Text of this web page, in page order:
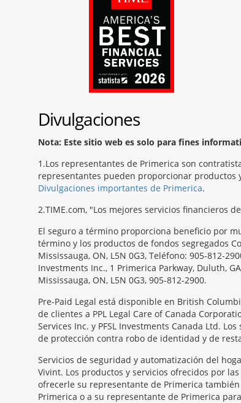
Divulgaciones
Nota: Este sitio web es solo para fines
1 Los representantes de Primerica son
representantes pueden proporcionar productos
Divulgaciones importantes de Primerica.
2 TIME.com, "Los mejores servicios financieros
El seguro a término proporciona beneficio por
término y los productos de fondos segregados
Mississauga, ON, L5N 0G3, Teléfono: 905-812-
Investments Inc., 1 Primerica Parkway, Duluth,
Mississauga, ON, L5N 0G3, 905-812-2900.
Pre-Paid Legal está disponible en British
de clientes a PPL Legal Care of Canada
Services Inc. y PFSL Investments Canada Ltd.
de protección contra robo de identidad y de
Servicios de seguridad y automatización del
Vivint. Los productos y servicios ofrecidos por
ofrecerle su representante de Primerica
Primerica o a su representante de Primerica